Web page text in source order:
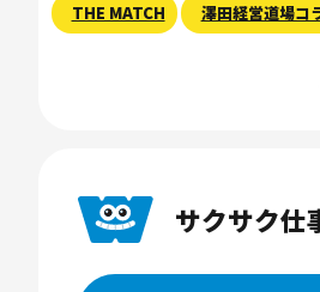
THE MATCH 澤田経営道場コ
サクサク仕